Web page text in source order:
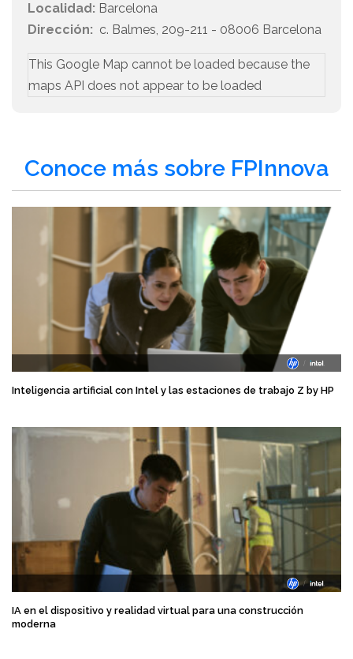
Localidad: Barcelona
Dirección: c. Balmes, 209-211 - 08006 Barcelona
This Google Map cannot be loaded because the
maps API does not appear to be loaded
Conoce más sobre FPInnova
Inteligencia artificial con Intel y las estaciones de trabajo Z by HP
IA en el dispositivo y realidad virtual para una construcción
moderna